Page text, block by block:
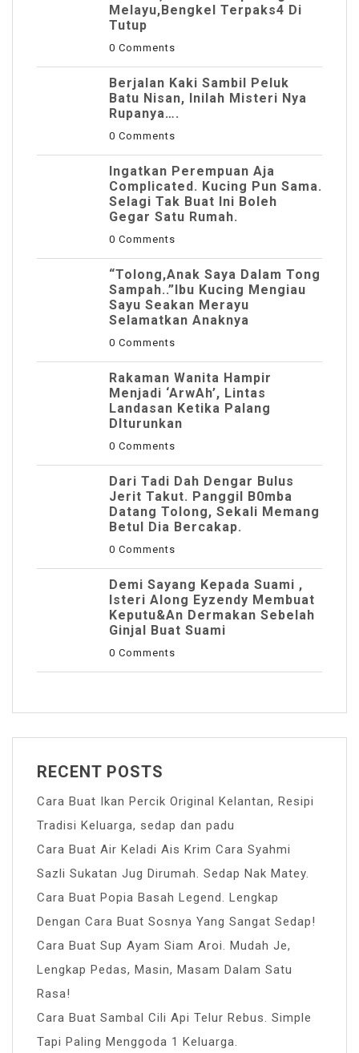
Melayu,Bengkel Terpaks4 Di
Tutup
0 Comments
Berjalan Kaki Sambil Peluk
Batu Nisan, Inilah Misteri Nya
Rupanya….
0 Comments
Ingatkan Perempuan Aja
Complicated. Kucing Pun Sama.
Selagi Tak Buat Ini Boleh
Gegar Satu Rumah.
0 Comments
“Tolong,Anak Saya Dalam Tong
Sampah..”Ibu Kucing Mengiau
Sayu Seakan Merayu
Selamatkan Anaknya
0 Comments
Rakaman Wanita Hampir
Menjadi ‘ArwAh’, Lintas
Landasan Ketika Palang
DIturunkan
0 Comments
Dari Tadi Dah Dengar Bulus
Jerit Takut. Panggil B0mba
Datang Tolong, Sekali Memang
Betul Dia Bercakap.
0 Comments
Demi Sayang Kepada Suami ,
Isteri Along Eyzendy Membuat
Keputu&an Dermakan Sebelah
Ginjal Buat Suami
0 Comments
RECENT POSTS
Cara Buat Ikan Percik Original Kelantan, Resipi
Tradisi Keluarga, sedap dan padu
Cara Buat Air Keladi Ais Krim Cara Syahmi
Sazli Sukatan Jug Dirumah. Sedap Nak Matey.
Cara Buat Popia Basah Legend. Lengkap
Dengan Cara Buat Sosnya Yang Sangat Sedap!
Cara Buat Sup Ayam Siam Aroi. Mudah Je,
Lengkap Pedas, Masin, Masam Dalam Satu
Rasa!
Cara Buat Sambal Cili Api Telur Rebus. Simple
Tapi Paling Menggoda 1 Keluarga.